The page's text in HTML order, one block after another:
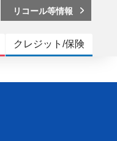
クレジット/保険
リコール等情報